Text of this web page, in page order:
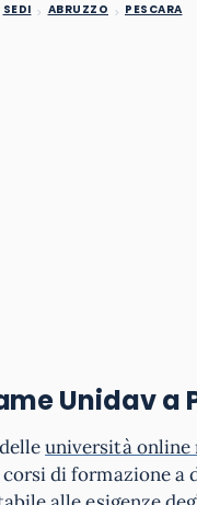
SEDI ABRUZZO PESCARA
Unidav a
università online
di formazione a